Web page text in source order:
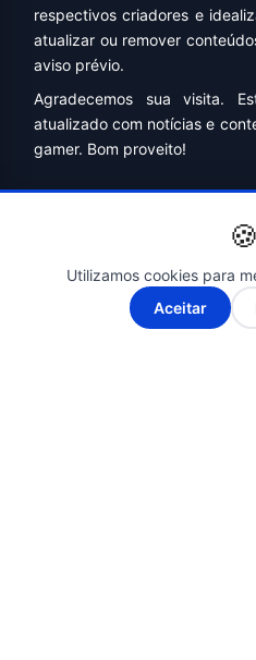
respectivos criadores e
atualizar ou remover
aviso prévio.
Agradecemos sua visita.
atualizado com notícias e
gamer. Bom proveito!
A- A+
🍪
Utilizamos cookies para
Aceitar